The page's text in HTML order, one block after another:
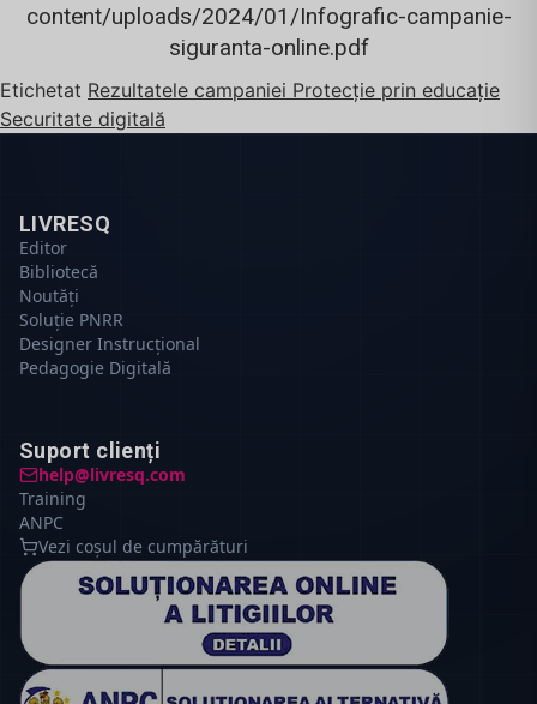
content/uploads/2024/01/Infografic-campanie-
siguranta-online.pdf
Etichetat Rezultatele campaniei Protecție prin educație
Securitate digitală
LIVRESQ
Editor
Bibliotecă
Noutăți
Soluție PNRR
Designer Instrucțional
Pedagogie Digitală
Suport clienți
help@livresq.com
Training
ANPC
Vezi coșul de cumpărături